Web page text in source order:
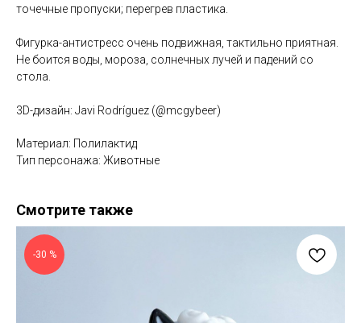
точечные пропуски; перегрев пластика.
Фигурка-антистресс очень подвижная, тактильно приятная.
Не боится воды, мороза, солнечных лучей и падений со
стола.
3D-дизайн: Javi Rodríguez (@mcgybeer)
Материал: Полилактид
Тип персонажа: Животные
Смотрите также
-30 %